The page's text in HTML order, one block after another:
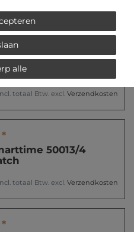
LOTUS
*
50013/1
totaal Btw. excl. Verzendkosten
50013/4
totaal Btw. excl. Verzendkosten
alle